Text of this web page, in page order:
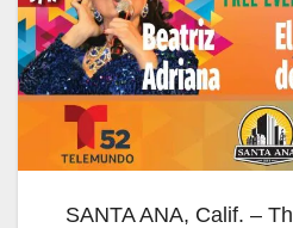
SANTA ANA, Calif. –